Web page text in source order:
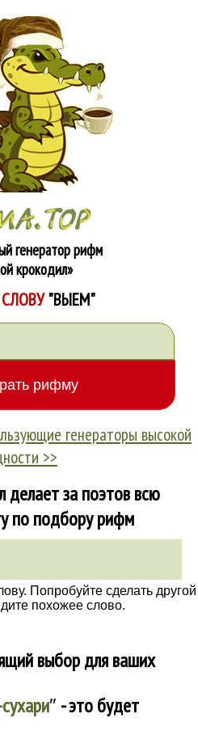
генератор рифм
крокодил»
"ВЫЕМ"
генераторы высокой
>>
делает за поэтов всю
по подбору рифм
Попробуйте сделать другой
похожее слово.
выбор для ваших
″ - это будет